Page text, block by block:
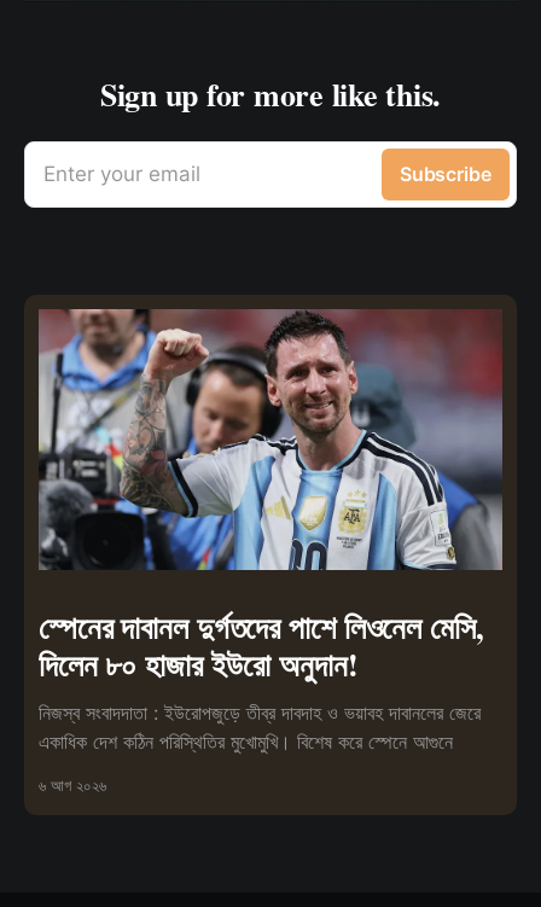
Sign up for more like this.
Enter your email Subscribe
স্পেনের দাবানল দুর্গতদের পাশে লিওনেল মেসি,
দিলেন ৮০ হাজার ইউরো অনুদান!
নিজস্ব সংবাদদাতা : ইউরোপজুড়ে তীব্র দাবদাহ ও ভয়াবহ দাবানলের জেরে
একাধিক দেশ কঠিন পরিস্থিতির মুখোমুখি। বিশেষ করে স্পেনে আগুনে
৬ আগ ২০২৬